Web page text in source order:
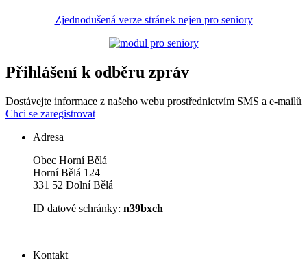
Zjednodušená verze stránek nejen pro seniory
Přihlášení k odběru zpráv
Dostávejte informace z našeho webu prostřednictvím SMS a e-mailů
Chci se zaregistrovat
Adresa
Obec Horní Bělá
Horní Bělá 124
331 52 Dolní Bělá
ID datové schránky: n39bxch
Kontakt